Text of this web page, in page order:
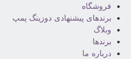
فروشگاه
برندهای پیشنهادی دوزینگ پمپ
وبلاگ
برندها
درباره ما